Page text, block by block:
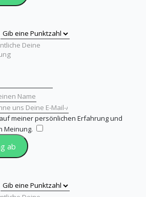
meiner persönlichen Erfahrung und
Meinung.
ab